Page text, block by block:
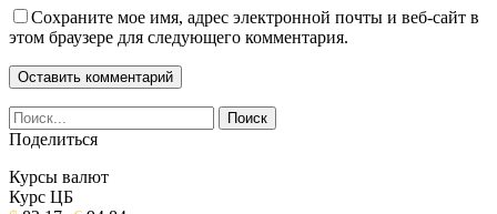
Сохраните мое имя, адрес электронной почты и веб-сайт в
этом браузере для следующего комментария.
Поделиться
Курсы валют
Курс ЦБ